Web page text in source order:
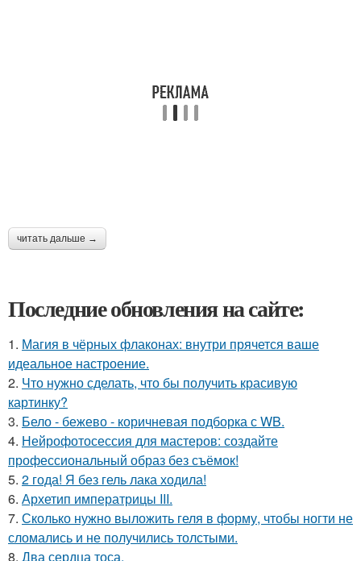
читать дальше →
Последние обновления на сайте:
1. Магия в чёрных флаконах: внутри прячется ваше
идеальное настроение.
2. Что нужно сделать, что бы получить красивую
картинку?
3. Бело - бежево - коричневая подборка с WB.
4. Нейрофотосессия для мастеров: создайте
профессиональный образ без съёмок!
5. 2 года! Я без гель лака ходила!
6. Архетип императрицы III.
7. Сколько нужно выложить геля в форму, чтобы ногти не
сломались и не получились толстыми.
8. Два сердца тоса.